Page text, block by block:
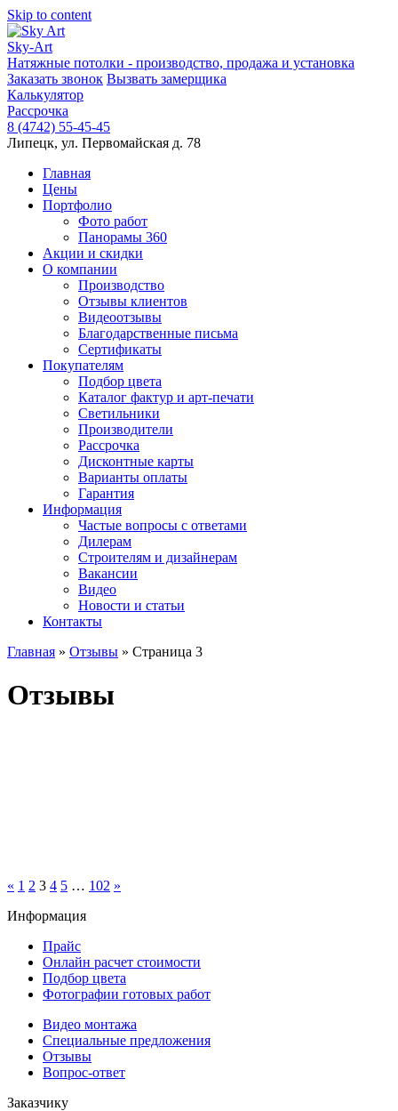
Skip to content
Sky-Art
Натяжные потолки - производство, продажа и установка
Заказать звонок Вызвать замерщика
Калькулятор
Рассрочка
8 (4742) 55-45-45
Липецк, ул. Первомайская д. 78
Главная
Цены
Портфолио
Фото работ
Панорамы 360
Акции и скидки
О компании
Производство
Отзывы клиентов
Видеоотзывы
Благодарственные письма
Сертификаты
Покупателям
Подбор цвета
Каталог фактур и арт-печати
Светильники
Производители
Рассрочка
Дисконтные карты
Варианты оплаты
Гарантия
Информация
Частые вопросы с ответами
Дилерам
Строителям и дизайнерам
Вакансии
Видео
Новости и статьи
Контакты
Главная » Отзывы » Страница 3
Отзывы
« 1 2 3 4 5 … 102 »
Информация
Прайс
Онлайн расчет стоимости
Подбор цвета
Фотографии готовых работ
Видео монтажа
Специальные предложения
Отзывы
Вопрос-ответ
Заказчику